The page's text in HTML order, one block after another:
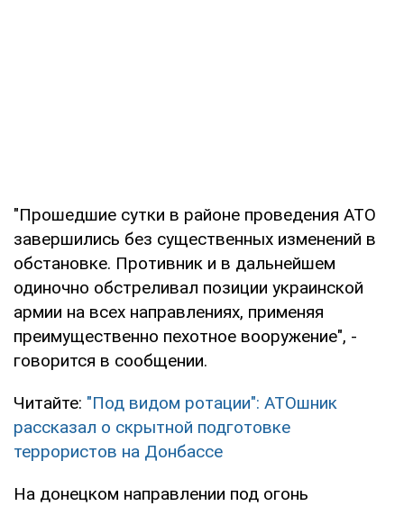
"Прошедшие сутки в районе проведения АТО
завершились без существенных изменений в
обстановке. Противник и в дальнейшем
одиночно обстреливал позиции украинской
армии на всех направлениях, применяя
преимущественно пехотное вооружение", -
говорится в сообщении.
Читайте: "Под видом ротации": АТОшник
рассказал о скрытной подготовке
террористов на Донбассе
На донецком направлении под огонь